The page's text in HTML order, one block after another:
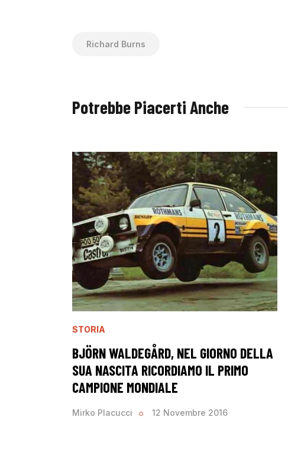
Richard Burns
Potrebbe Piacerti Anche
STORIA
BJÖRN WALDEGÅRD, NEL GIORNO DELLA
SUA NASCITA RICORDIAMO IL PRIMO
CAMPIONE MONDIALE
Mirko Placucci 12 Novembre 2016